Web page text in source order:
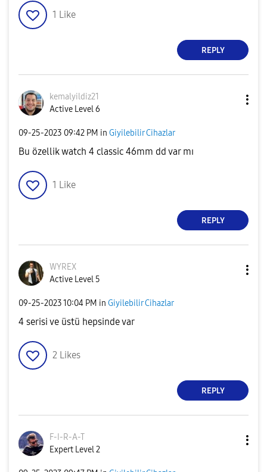
1 Like
REPLY
kemalyildiz21
Active Level 6
‎09-25-2023 09:42 PM in Giyilebilir Cihazlar
Bu özellik watch 4 classic 46mm dd var mı
1 Like
REPLY
WYREX
Active Level 5
‎09-25-202310:04 PM in Giyilebilir Cihazlar
4 serisi ve üstü hepsinde var
2 Likes
REPLY
F-I-R-A-T
Expert Level 2